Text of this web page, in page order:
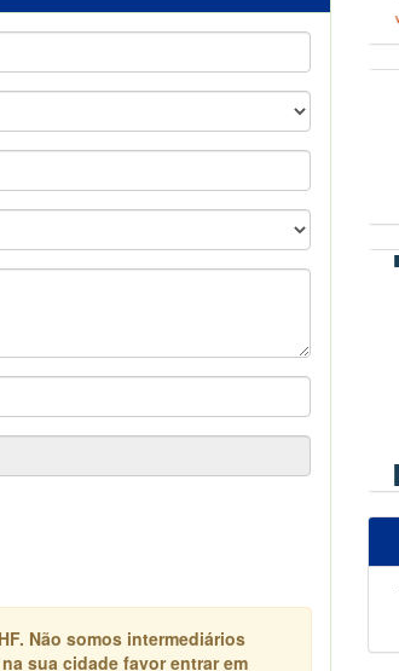
Não somos intermediários
sua cidade favor entrar em